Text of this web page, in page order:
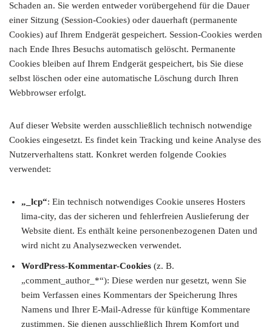
Schaden an. Sie werden entweder vorübergehend für die Dauer
einer Sitzung (Session-Cookies) oder dauerhaft (permanente
Cookies) auf Ihrem Endgerät gespeichert. Session-Cookies werden
nach Ende Ihres Besuchs automatisch gelöscht. Permanente
Cookies bleiben auf Ihrem Endgerät gespeichert, bis Sie diese
selbst löschen oder eine automatische Löschung durch Ihren
Webbrowser erfolgt.
Auf dieser Website werden ausschließlich technisch notwendige
Cookies eingesetzt. Es findet kein Tracking und keine Analyse des
Nutzerverhaltens statt. Konkret werden folgende Cookies
verwendet:
„_lcp“: Ein technisch notwendiges Cookie unseres Hosters
lima-city, das der sicheren und fehlerfreien Auslieferung der
Website dient. Es enthält keine personenbezogenen Daten und
wird nicht zu Analysezwecken verwendet.
WordPress-Kommentar-Cookies (z. B.
„comment_author_*“): Diese werden nur gesetzt, wenn Sie
beim Verfassen eines Kommentars der Speicherung Ihres
Namens und Ihrer E-Mail-Adresse für künftige Kommentare
zustimmen. Sie dienen ausschließlich Ihrem Komfort und